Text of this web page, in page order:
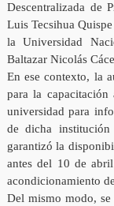
Descentralizada de
Luis Tecsihua
la Universidad
Baltazar Nicolás
En ese contexto, la
para la
universidad para
de dicha
garantizó la
antes del 10 de
acondicionamiento
Del mismo modo,